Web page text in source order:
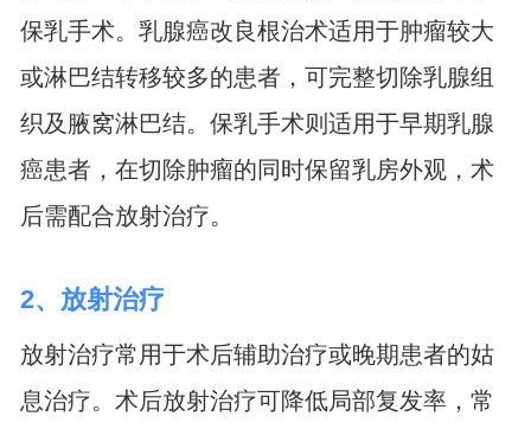
保乳手术。乳腺癌改良根治术适用于肿瘤较大
或淋巴结转移较多的患者，可完整切除乳腺组
织及腋窝淋巴结。保乳手术则适用于早期乳腺
癌患者，在切除肿瘤的同时保留乳房外观，术
后需配合放射治疗。
2、放射治疗
放射治疗常用于术后辅助治疗或晚期患者的姑
息治疗。术后放射治疗可降低局部复发率，常